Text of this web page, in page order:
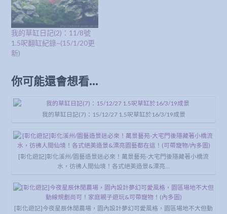
我的草缸日記(2)：11/8號
1.5呎翻缸紀錄~(15/1/20更
新)
我的草缸日記(7)：15/12/27 1.5呎草缸於16/3/19成景
[彰化遊記]彰化溪州/園藝造景迷必來！萬景藝苑-大宅門後隱藏著小橋流
水，彷彿人間仙境！各式絕美造景&漂亮…
[彰化遊記]今夜星辰休閒農場，園內設計夢幻可愛風格，園區場地不大但動
線規劃尚可！家庭親子遊玩&可帶寵物！(內多圖)